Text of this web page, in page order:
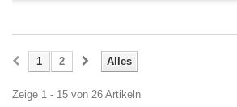
Alles
1 2
Zeige 1 - 15 von 26 Artikeln